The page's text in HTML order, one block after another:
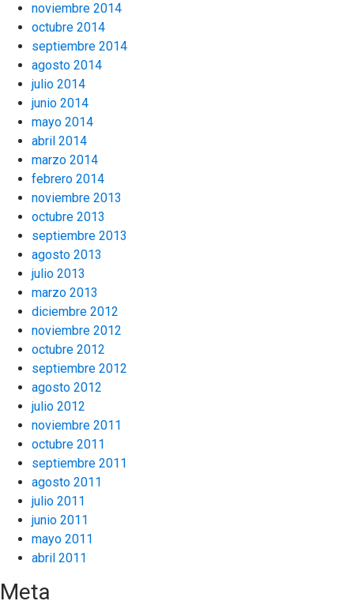
noviembre 2014
octubre 2014
septiembre 2014
agosto 2014
julio 2014
junio 2014
mayo 2014
abril 2014
marzo 2014
febrero 2014
noviembre 2013
octubre 2013
septiembre 2013
agosto 2013
julio 2013
marzo 2013
diciembre 2012
noviembre 2012
octubre 2012
septiembre 2012
agosto 2012
julio 2012
noviembre 2011
octubre 2011
septiembre 2011
agosto 2011
julio 2011
junio 2011
mayo 2011
abril 2011
Meta